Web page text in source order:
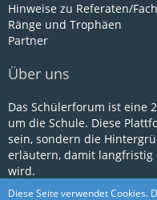
Hinweise zu Referaten/
Ränge und Trophäen
Partner
Über uns
Das Schülerforum ist eine
um die Schule. Diese
sein, sondern die
erläutern, damit langfristig
wird.
Diese Seite verwendet Cookies.